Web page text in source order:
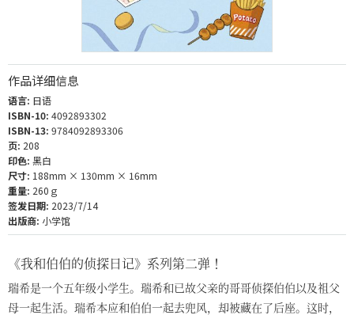
作品详细信息
语言: 日语
ISBN-10: 4092893302
ISBN-13: 9784092893306
页: 208
印色: 黑白
尺寸: 188mm × 130mm × 16mm
重量: 260ｇ
签发日期: 2023/7/14
出版商: 小学馆
《我和伯伯的侦探日记》系列第二弹！
瑞希是一个五年级小学生。瑞希和已故父亲的哥哥侦探伯伯以及祖父
母一起生活。瑞希本应和伯伯一起去兜风，却被藏在了后座。这时，